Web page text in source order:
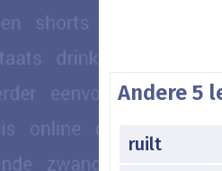
Andere 5
ruilt